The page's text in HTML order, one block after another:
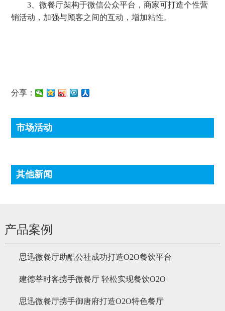
3、微餐厅架构于微信公众平台，商家可打造个性营
销活动，加强与顾客之间的互动，增加粘性。
分享：
市场活动
其他新闻
产品案例
思迅微餐厅助酷公社成功打造O2O餐饮平台
建德莘时客携手微餐厅 轻松实现餐饮O2O
思迅微餐厅携手御唐府打造O2O特色餐厅